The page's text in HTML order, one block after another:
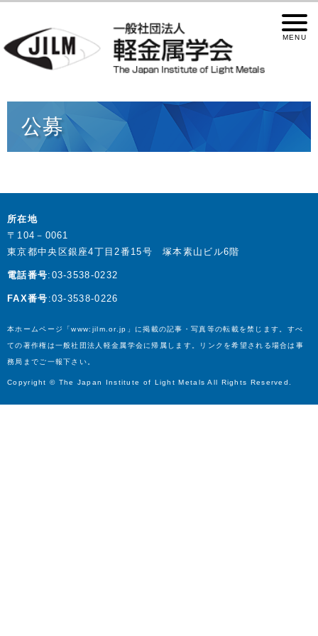
公募
所在地
〒104－0061
東京都中央区銀座4丁目2番15号 塚本素山ビル6階
電話番号:03-3538-0232
FAX番号 :03-3538-0226
本ホームページ「www:jilm.or.jp」に掲載の記事・写真等の転載を禁じます。すべ
ての著作権は一般社団法人軽金属学会に帰属します。リンクを希望される場合は事
務局までご一報下さい。
Copyright © The Japan Institute of Light Metals All Rights Reserved.